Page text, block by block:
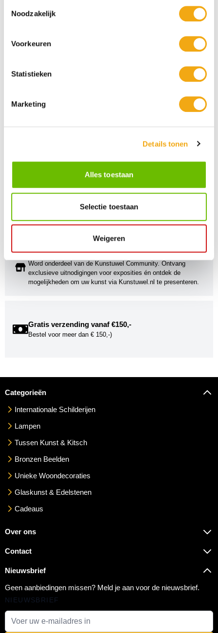
Noodzakelijk
Voorkeuren
Statistieken
Marketing
Details tonen
Alles toestaan
Selectie toestaan
Weigeren
Maandag t/m vrijdag van 09.00 tot 16.00 staat onze
Kunst voor iedereen
Onze Bronzen Beelden die met vuur tot leven worden
gebracht!
Kunstuwel Community
Word onderdeel van de Kunstuwel Community. Ontvang
exclusieve uitnodigingen voor exposities én ontdek de
mogelijkheden om uw kunst via Kunstuwel.nl te presenteren.
Gratis verzending vanaf €150,-
Bestel voor meer dan € 150,-)
Categorieën
Internationale Schilderijen
Lampen
Tussen Kunst & Kitsch
Bronzen Beelden
Unieke Woondecoraties
Glaskunst & Edelstenen
Cadeaus
Over ons
Contact
Nieuwsbrief
Geen aanbiedingen missen? Meld je aan voor de nieuwsbrief.
NIEUWSBRIEF